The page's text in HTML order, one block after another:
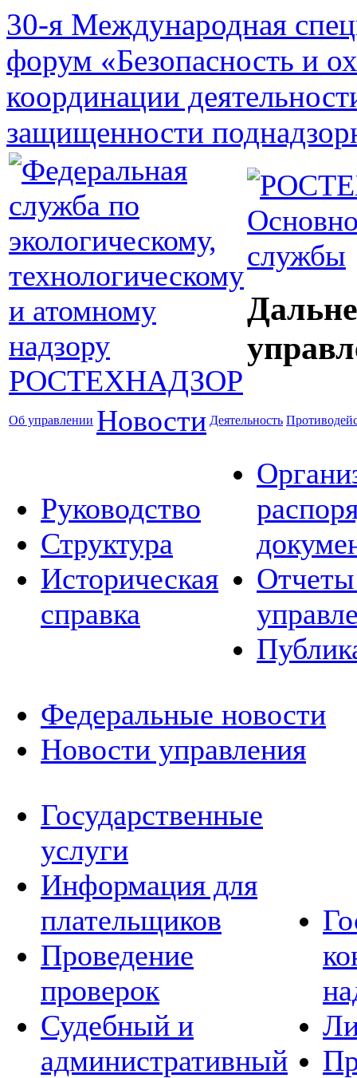
30-я Международная
форум «Безопасность и
координации
защищенности
службы
Об управлении Новости Деятельность
Руководство
Структура
Историческая
справка
Отчеты
Федеральные новости
Новости управления
Государственные
услуги
Информация для
плательщиков
Проведение
проверок
Судебный и
административный